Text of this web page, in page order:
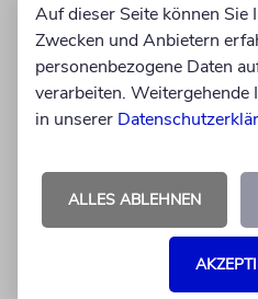
BUNDESWEHR
»Wir sind
Augenhöhe«
Auf dieser Seite können Sie
Zwecken und Anbietern
personenbezogene Daten
verarbeiten.
in unserer
ALLES ABLEHNEN